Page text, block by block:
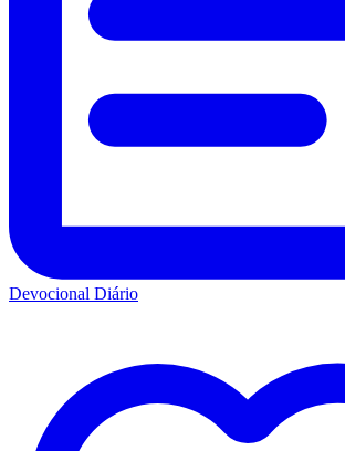
Devocional Diário